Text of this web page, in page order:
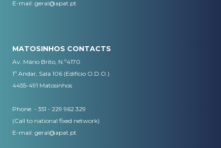
​E-mail: geral@apat.pt
MATOSINHOS CONTACTS
Av. Mário Brito, N.º4170
1º Andar, Sala 106 (Edifício O.D.O.)
4455-491 Matosinhos
Phone. - 351 - 229 962 329
(Call to national fixed network)
E-mail: geral@apat.pt